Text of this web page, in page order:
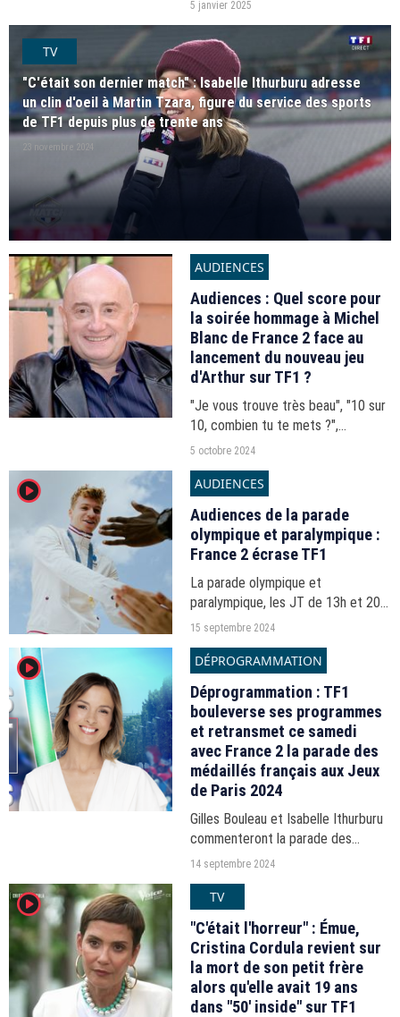
célèbre son demi-siècle.
5 janvier 2025
TV
"C'était son dernier match" : Isabelle Ithurburu adresse
un clin d'oeil à Martin Tzara, figure du service des sports
de TF1 depuis plus de trente ans
23 novembre 2024
AUDIENCES
Audiences : Quel score pour
la soirée hommage à Michel
Blanc de France 2 face au
lancement du nouveau jeu
d'Arthur sur TF1 ?
"Je vous trouve très beau", "10 sur
10, combien tu te mets ?",
"Menteur"... Les audiences du prime
5 octobre 2024
player2 AUDIENCES
Audiences de la parade
olympique et paralympique :
France 2 écrase TF1
La parade olympique et
paralympique, les JT de 13h et 20h,
les jeux... Les audiences du samedi
15 septembre 2024
player2 DÉPROGRAMMATION
Déprogrammation : TF1
bouleverse ses programmes
et retransmet ce samedi
avec France 2 la parade des
médaillés français aux Jeux
de Paris 2024
Gilles Bouleau et Isabelle Ithurburu
commenteront la parade des
champions français ce samedi 14
TF1.
14 septembre 2024
player2 TV
"C'était l'horreur" : Émue,
Cristina Cordula revient sur
la mort de son petit frère
alors qu'elle avait 19 ans
dans "50' inside" sur TF1